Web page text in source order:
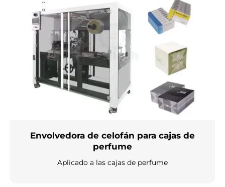
Envolvedora de celofán para cajas de
perfume
Aplicado a las cajas de perfume